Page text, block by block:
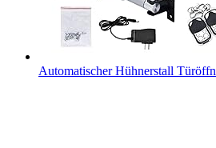
Automatischer Hühnerstall